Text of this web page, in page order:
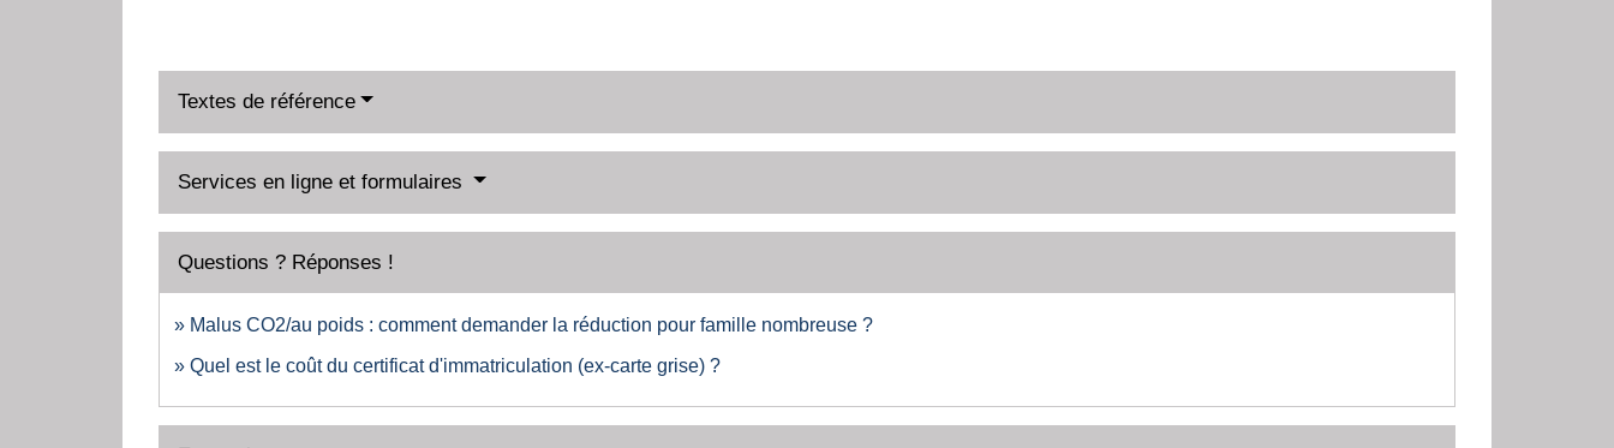
Textes de référence
Services en ligne et formulaires
Questions ? Réponses !
Malus CO2/au poids : comment demander la réduction pour famille nombreuse ?
Quel est le coût du certificat d'immatriculation (ex-carte grise) ?